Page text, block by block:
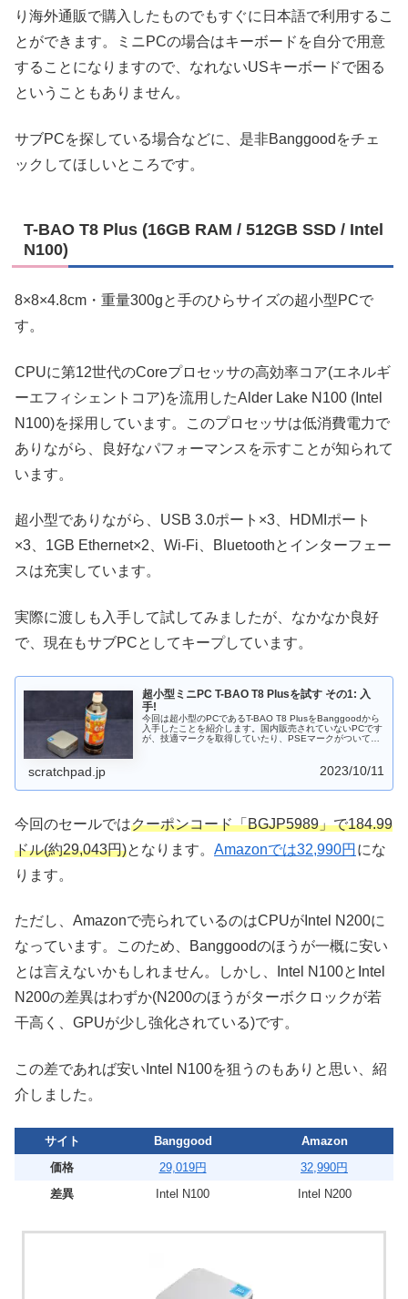
り海外通販で購入したものでもすぐに日本語で利用するこ
とができます。ミニPCの場合はキーボードを自分で用意
することになりますので、なれないUSキーボードで困る
ということもありません。
サブPCを探している場合などに、是非Banggoodをチェ
ックしてほしいところです。
T-BAO T8 Plus (16GB RAM / 512GB SSD / Intel
N100)
8×8×4.8cm・重量300gと手のひらサイズの超小型PCで
す。
CPUに第12世代のCoreプロセッサの高効率コア(エネルギ
ーエフィシェントコア)を流用したAlder Lake N100 (Intel
N100)を採用しています。このプロセッサは低消費電力で
ありながら、良好なパフォーマンスを示すことが知られて
います。
超小型でありながら、USB 3.0ポート×3、HDMIポート
×3、1GB Ethernet×2、Wi-Fi、Bluetoothとインターフェー
スは充実しています。
実際に渡しも入手して試してみましたが、なかなか良好
で、現在もサブPCとしてキープしています。
超小型ミニPC T-BAO T8 Plusを試す その1: 入
手!
今回は超小型のPCであるT-BAO T8 PlusをBanggoodから
入手したことを紹介します。国内販売されていないPCです
が、技適マークを取得していたり、PSEマークがついてい
魅力的で、Alder Lake N100で盛り上がるミニPC界隈の注
scratchpad.jp 2023/10/11
今回のセールではクーポンコード「BGJP5989」で184.99
ドル(約29,043円)となります。 Amazonでは32,990円 にな
ります。
ただし、Amazonで売られているのはCPUがIntel N200に
なっています。このため、Banggoodのほうが一概に安い
とは言えないかもしれません。しかし、Intel N100とIntel
N200の差異はわずか(N200のほうがターボクロックが若
干高く、GPUが少し強化されている)です。
この差であれば安いIntel N100を狙うのもありと思い、紹
介しました。
サイト Banggood
Amazon
価格
29,019円
32,990円
差異
Intel N100 Intel N200